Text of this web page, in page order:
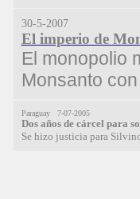
30-5-2007
El imperio de
El monopolio
Monsanto
Paraguay 7-07-2005
Dos años de cárcel para
Se hizo justicia para